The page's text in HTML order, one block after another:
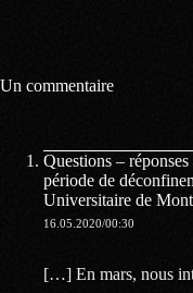
Un commentaire
Questions –
période de
Universitaire de
16.05.2020/00:30
[…] En mars, nous